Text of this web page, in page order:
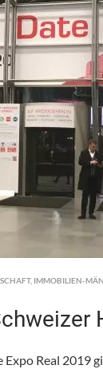
, IMMOBILIEN-
Real 2019